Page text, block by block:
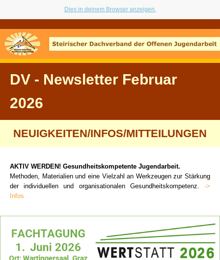
Dies in deinem Browser anzeigen.
DV - Newsletter Februar
2026
NEUIGKEITEN/INFOS/MITTEILUNGEN
AKTIV WERDEN! Gesundheitskompetente Jugendarbeit.
Methoden, Materialien und eine Vielzahl an Werkzeugen zur Stärkung
der individuellen und organisationalen Gesundheitskompetenz. ->
Infos